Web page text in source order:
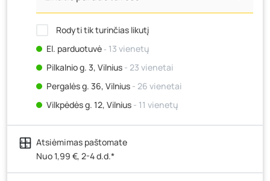
Rodyti tik turinčias likutį
El. parduotuvė‐ 13 vienetų
Pilkalnio g. 3, Vilnius - 23 vienetai
Pergalės g. 36, Vilnius - 26 vienetai
Vilkpėdės g. 12, Vilnius - 11 vienetų
Ateities g. 15, Vilnius- 23 vienetai
Kauno r., Narsiečių k., Vytauto g. 183, Kaunas
vienetų
Šilutės pl. 83A, Klaipėda- 13 vienetų
Atsiėmimas paštomate
Nuo 1,99 €, 2-4 d.d.*